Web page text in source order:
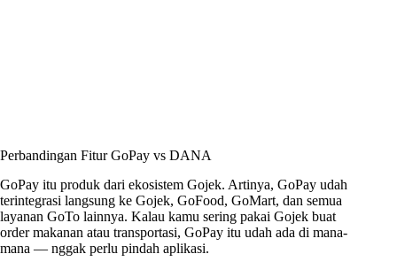
Perbandingan Fitur GoPay vs DANA
GoPay itu produk dari ekosistem Gojek. Artinya, GoPay udah
terintegrasi langsung ke Gojek, GoFood, GoMart, dan semua
layanan GoTo lainnya. Kalau kamu sering pakai Gojek buat
order makanan atau transportasi, GoPay itu udah ada di mana-
mana — nggak perlu pindah aplikasi.